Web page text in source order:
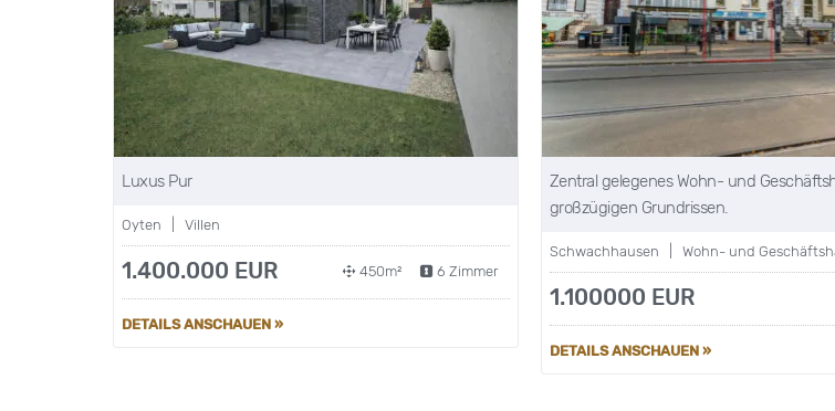
Luxus Pur
Oyten | Villen
1.400.000 EUR 450m² 6 Zimmer
DETAILS ANSCHAUEN »
Zentral gelegenes Wohn- und
großzügigen Grundrissen.
Schwachhausen | Wohn- und
1.100000 EUR
DETAILS ANSCHAUEN »